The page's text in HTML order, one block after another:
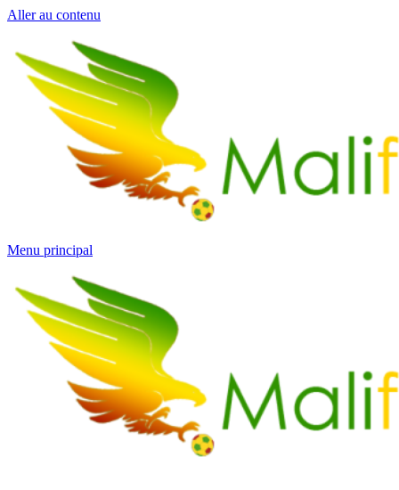
Aller au contenu
Menu principal